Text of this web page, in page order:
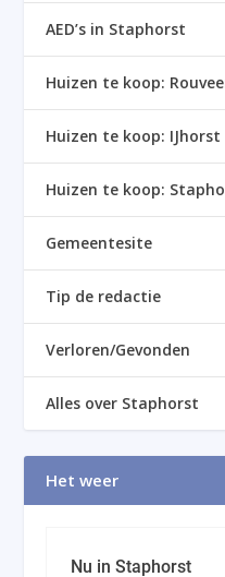
AED’s in Staphorst
Huizen te koop:
Huizen te koop: IJhorst
Huizen te koop:
Gemeentesite
Tip de redactie
Verloren/Gevonden
Alles over Staphorst
Het weer